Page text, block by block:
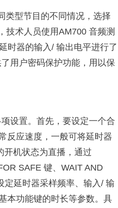
类型节目的不同情况，选择
技术人员使用AM700 音频测
时器的输入/ 输出电平进行了
用户密码保护功能，用以保
设置。首先，要设定一个合
反应速度，一般可将延时器
开机状态为直播，通过
SAFE 键、WAIT AND
定延时器采样频率、输入/ 输
本功能键的时长等参数。具